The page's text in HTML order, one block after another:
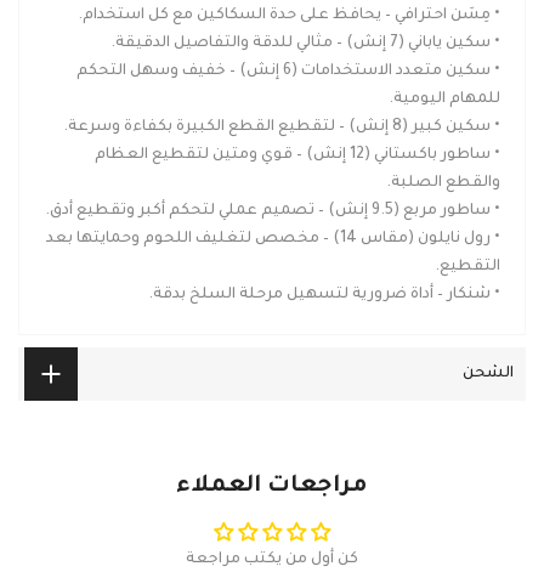
• مِسَن احترافي – يحافظ على حدة السكاكين مع كل استخدام.
• سكين ياباني (7 إنش) – مثالي للدقة والتفاصيل الدقيقة.
• سكين متعدد الاستخدامات (6 إنش) – خفيف وسهل التحكم
للمهام اليومية.
• سكين كبير (8 إنش) – لتقطيع القطع الكبيرة بكفاءة وسرعة.
• ساطور باكستاني (12 إنش) – قوي ومتين لتقطيع العظام
والقطع الصلبة.
• ساطور مربع (9.5 إنش) – تصميم عملي لتحكم أكبر وتقطيع أدق.
• رول نايلون (مقاس 14) – مخصص لتغليف اللحوم وحمايتها بعد
التقطيع.
• شنكار – أداة ضرورية لتسهيل مرحلة السلخ بدقة.
الشحن
مراجعات العملاء
كن أول من يكتب مراجعة